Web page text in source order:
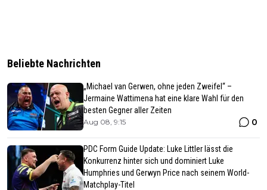
Beliebte Nachrichten
„Michael van Gerwen, ohne jeden Zweifel“ –
Jermaine Wattimena hat eine klare Wahl für den
besten Gegner aller Zeiten
Aug 08, 9:15 0
PDC Form Guide Update: Luke Littler lässt die
Konkurrenz hinter sich und dominiert Luke
Humphries und Gerwyn Price nach seinem World-
Matchplay-Titel